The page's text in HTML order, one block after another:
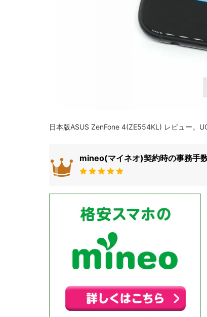
日本版ASUS ZenFone 4(ZE554KL) レビュー。
mineo(マイネオ)契約時の事務手